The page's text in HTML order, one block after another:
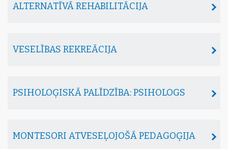
ALTERNATĪVĀ REHABILITĀCIJA
VESELĪBAS REKREĀCIJA
PSIHOLOĢISKĀ PALĪDZĪBA: PSIHOLOGS
MONTESORI ATVESEĻOJOŠĀ PEDAGOĢIJA